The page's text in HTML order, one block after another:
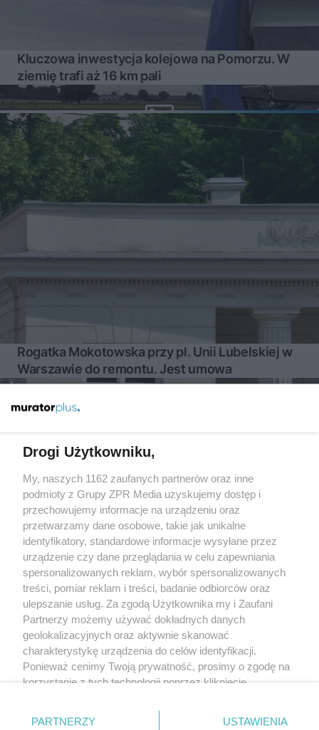
Kluczowa inwestycja kolejowa na Pomorzu. W
ziemię trafi aż 16 km pali
Rogatka Mokotowska przy pl. Unii Lubelskiej w
Warszawie do remontu. Jest umowa
Żaden utwór zamieszczony w serwisie nie może być powielany i
rozpowszechniany lub dalej rozpowszechniany w jakikolwiek sposób
(w tym także elektroniczny lub mechaniczny) na jakimkolwiek polu
eksploatacji w jakiejkolwiek formie, włącznie z umieszczaniem w
Internecie bez pisemnej zgody właściciela praw. Jakiekolwiek użycie
lub wykorzystanie utworów w całości lub w części z naruszeniem
prawa, tzn. bez właściwej zgody, jest zabronione pod groźbą kary i
może być ścigane prawnie.
O nas
Drogi Użytkowniku,
My, naszych 1162 zaufanych partnerów oraz inne
podmioty z Grupy ZPR Media uzyskujemy dostęp i
przechowujemy informacje na urządzeniu oraz
przetwarzamy dane osobowe, takie jak unikalne
identyfikatory, standardowe informacje wysyłane przez
urządzenie czy dane przeglądania w celu zapewniania
spersonalizowanych reklam, wybór spersonalizowanych
treści, pomiar reklam i treści, badanie odbiorców oraz
ulepszanie usług. Za zgodą Użytkownika my i Zaufani
Partnerzy możemy używać dokładnych danych
geolokalizacyjnych oraz aktywnie skanować
charakterystykę urządzenia do celów identyfikacji.
Ponieważ cenimy Twoją prywatność, prosimy o zgodę na
korzystanie z tych technologii poprzez kliknięcie
zmienić/wycofać klikając przycisk ustawień prywatności
PARTNERZY USTAWIENIA